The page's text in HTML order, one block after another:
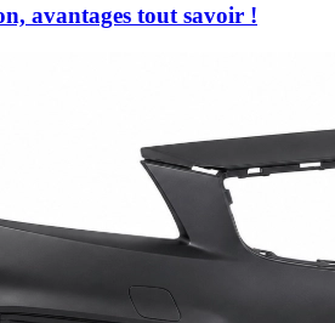
avantages tout savoir !